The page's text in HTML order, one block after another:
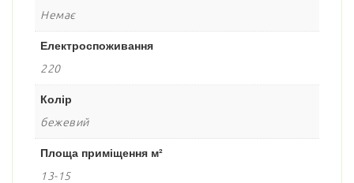
Немає
Електроспоживання
220
Колір
бежевий
Площа приміщення м²
13-15